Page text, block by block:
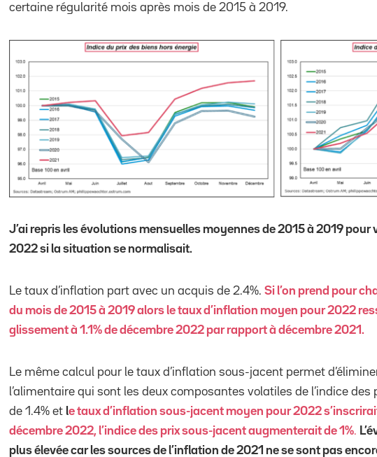
certaine régularité mois après mois de 2015 à 2019.
J’ai repris les évolutions mensuelles moyennes de 2015 à 2019 pour
2022 si la situation se normalisait.
Le taux d’inflation part avec un acquis de 2.4%. Si l’on prend pour
du mois de 2015 à 2019 alors le taux d’inflation moyen pour 2022
glissement à 1.1% de décembre 2022 par rapport à décembre 2021.
Le même calcul pour le taux d’inflation sous-jacent permet
l’alimentaire qui sont les deux composantes volatiles de l’indice des
de 1.4% et le taux d’inflation sous-jacent moyen pour 2022
décembre 2022, l’indice des prix sous-jacent augmenterait de 1%.
plus élevée car les sources de l’inflation de 2021 ne se sont pas